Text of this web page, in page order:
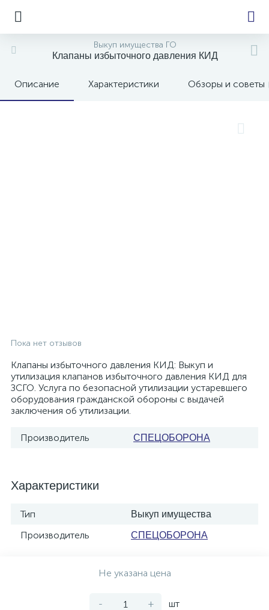
Выкуп имущества ГО
Клапаны избыточного давления КИД
Описание Характеристики Обзоры и советы
Пока нет отзывов
Клапаны избыточного давления КИД: Выкуп и
утилизация клапанов избыточного давления КИД для
ЗСГО. Услуга по безопасной утилизации устаревшего
оборудования гражданской обороны с выдачей
заключения об утилизации.
Производитель СПЕЦОБОРОНА
Характеристики
Тип Выкуп имущества
Производитель СПЕЦОБОРОНА
Не указана цена
- + шт